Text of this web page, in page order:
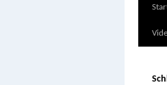
Zum
Inhalt